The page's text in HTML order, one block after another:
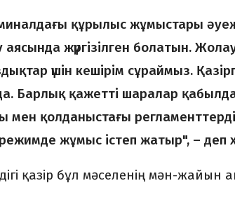
құрылыс жұмыстары
жүргізілген болатын.
үшін кешірім сұраймыз.
Барлық қажетті шаралар
мен қолданыстағы
жұмыс істеп жатыр", – деп
қазір бұл мәселенің мән-